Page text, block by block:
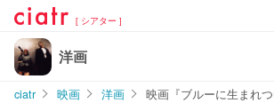
[ シアター ]
洋画
ciatr 映画 洋画
映画『ブルーに生まれ